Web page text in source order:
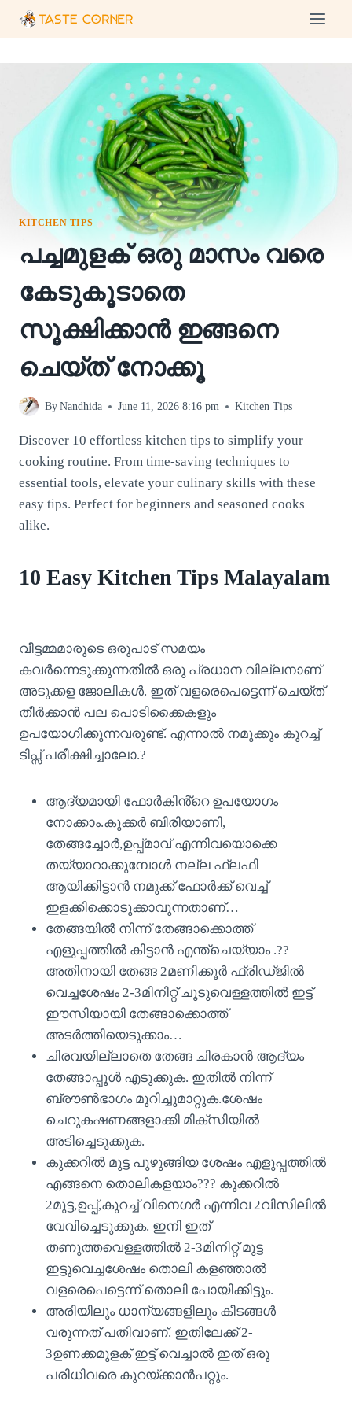
KITCHEN TIPS
പച്ചമുളക് ഒരു മാസം വരെ
കേടുകൂടാതെ
സൂക്ഷിക്കാൻ ഇങ്ങനെ
ചെയ്ത് നോക്കൂ
By Nandhida June 11, 2026 8:16 pm Kitchen Tips
Discover 10 effortless kitchen tips to simplify your
cooking routine. From time-saving techniques to
essential tools, elevate your culinary skills with these
easy tips. Perfect for beginners and seasoned cooks
alike.
10 Easy Kitchen Tips Malayalam
വീട്ടമ്മമാരുടെ ഒരുപാട് സമയം
കവർന്നെടുക്കുന്നതിൽ ഒരു പ്രധാന വില്ലനാണ്
അടുക്കള ജോലികൾ. ഇത് വളരെപെട്ടെന്ന് ചെയ്ത്
തീർക്കാൻ പല പൊടിക്കൈകളും
ഉപയോഗിക്കുന്നവരുണ്ട്. എന്നാൽ നമുക്കും കുറച്ച്
ടിപ്സ് പരീക്ഷിച്ചാലോ.?
ആദ്യമായി ഫോർകിൻ്റെ ഉപയോഗം
നോക്കാം.കുക്കർ ബിരിയാണി,
തേങ്ങച്ചോർ,ഉപ്പ്മാവ് എന്നിവയൊക്കെ
തയ്യാറാക്കുമ്പോൾ നല്ല ഫ്ലഫി
ആയിക്കിട്ടാൻ നമുക്ക് ഫോർക്ക് വെച്ച്
ഇളക്കിക്കൊടുക്കാവുന്നതാണ്…
തേങ്ങയിൽ നിന്ന് തേങ്ങാക്കൊത്ത്
എളുപ്പത്തിൽ കിട്ടാൻ എന്ത്ചെയ്യാം .??
അതിനായി തേങ്ങ 2മണിക്കൂർ ഫ്രിഡ്ജിൽ
വെച്ചശേഷം 2-3മിനിറ്റ് ചൂടുവെള്ളത്തിൽ ഇട്ട്
ഈസിയായി തേങ്ങാക്കൊത്ത്
അടർത്തിയെടുക്കാം…
ചിരവയില്ലാതെ തേങ്ങ ചിരകാൻ ആദ്യം
തേങ്ങാപ്പൂൾ എടുക്കുക. ഇതിൽ നിന്ന്
ബ്രൗൺഭാഗം മുറിച്ചുമാറ്റുക.ശേഷം
ചെറുകഷണങ്ങളാക്കി മിക്സിയിൽ
അടിച്ചെടുക്കുക.
കുക്കറിൽ മുട്ട പുഴുങ്ങിയ ശേഷം എളുപ്പത്തിൽ
എങ്ങനെ തൊലികളയാം??? കുക്കറിൽ
2മുട്ട,ഉപ്പ്,കുറച്ച് വിനെഗർ എന്നിവ 2വിസിലിൽ
വേവിച്ചെടുക്കുക. ഇനി ഇത്
തണുത്തവെള്ളത്തിൽ 2-3മിനിറ്റ് മുട്ട
ഇട്ടുവെച്ചശേഷം തൊലി കളഞ്ഞാൽ
വളരെപെട്ടെന്ന് തൊലി പോയിക്കിട്ടും.
അരിയിലും ധാന്യങ്ങളിലും കീടങ്ങൾ
വരുന്നത് പതിവാണ്. ഇതിലേക്ക് 2-
3ഉണക്കമുളക് ഇട്ട് വെച്ചാൽ ഇത് ഒരു
പരിധിവരെ കുറയ്ക്കാൻപറ്റും.